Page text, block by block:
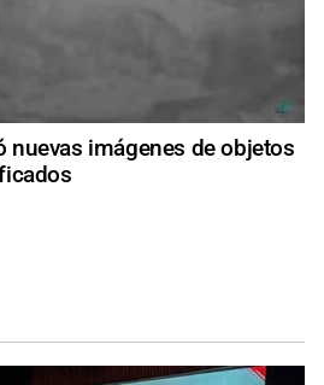
nuevas imágenes de objetos